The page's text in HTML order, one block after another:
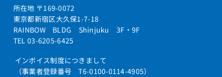
所在地 〒169-0072
東京都新宿区大久保1-7-18
RAINBOW BLDG Shinjuku 3F・9F
TEL 03-6205-6425
インボイス制度につきまして
（事業者登録番号 T6-0100-0114-4905）